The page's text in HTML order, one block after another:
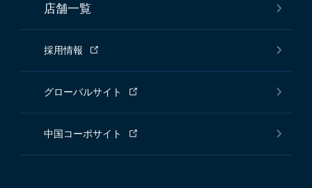
店舗一覧
採用情報
グローバルサイト
中国コーポサイト